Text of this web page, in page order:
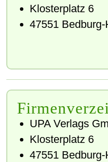
Klosterplatz 6
47551 Bedburg-
UPA Verlags
Klosterplatz 6
47551 Bedburg-